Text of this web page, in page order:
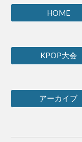
HOME
KPOP大会
アーカイブ